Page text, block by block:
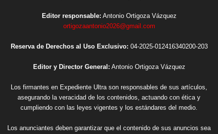
Editor responsable: Antonio Ortigoza Vázquez
ortigozaantonio2026@gmail.com
Reserva de Derechos al Uso Exclusivo: 04-2025-012416340200-203
Editor y Director General: Antonio Ortigoza Vázquez
Los firmantes en Expediente Ultra son responsables de sus artículos,
asegurando la veracidad de los contenidos, actuando con ética y
cumpliendo con las leyes vigentes y los estándares del medio.
Los anunciantes deben garantizar que el contenido de sus anuncios sea